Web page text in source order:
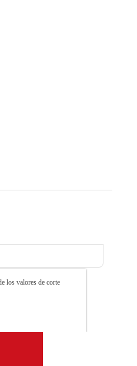
los valores de corte